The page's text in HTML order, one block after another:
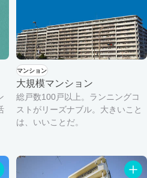
マンション
大規模マンション
総戸数100戸以上。ランニングコ
ストがリーズナブル。大きいこと
は、いいことだ。